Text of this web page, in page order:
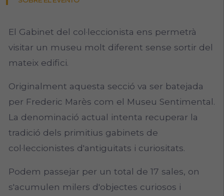
El Gabinet del col·leccionista ens permetrà
visitar un museu molt diferent sense sortir del
mateix edifici.
Originalment aquesta secció va ser batejada
per Frederic Marès com el Museu Sentimental.
La denominació actual intenta recuperar la
tradició dels primitius gabinets de
col·leccionistes d'antiguitats i curiositats.
Podem passejar per un total de 17 sales, on
s'acumulen milers d'objectes curiosos i